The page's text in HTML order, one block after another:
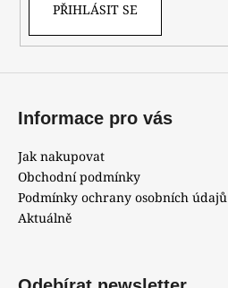
PŘIHLÁSIT SE
Informace pro vás
Jak nakupovat
Obchodní podmínky
Podmínky ochrany osobních údajů
Aktuálně